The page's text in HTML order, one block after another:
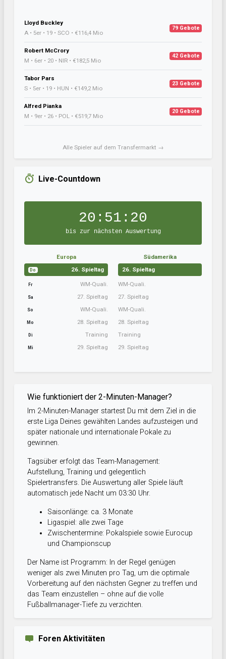
Lloyd Buckley
A • 5er • 19 • SCO • €116,4 Mio
79 Gebote
Robert McCrory
M • 6er • 20 • NIR • €182,5 Mio
42 Gebote
Tabor Pars
S • 5er • 19 • HUN • €149,2 Mio
23 Gebote
Alfred Pianka
M • 9er • 26 • POL • €519,7 Mio
20 Gebote
Alle Spieler auf dem Transfermarkt →
Live-Countdown
20:51:19
bis zur nächsten Auswertung
Europa
Do 26. Spieltag
Fr WM-Quali.
Sa 27. Spieltag
So WM-Quali.
Mo 28. Spieltag
Di Training
Mi 29. Spieltag
Südamerika
26. Spieltag
WM-Quali.
27. Spieltag
WM-Quali.
28. Spieltag
Training
29. Spieltag
Wie funktioniert der 2-Minuten-Manager?
Im 2-Minuten-Manager startest Du mit dem Ziel in die
erste Liga Deines gewählten Landes aufzusteigen und
später nationale und internationale Pokale zu
gewinnen.
Tagsüber erfolgt das Team-Management:
Aufstellung, Training und gelegentlich
Spielertransfers. Die Auswertung aller Spiele läuft
automatisch jede Nacht um 03:30 Uhr.
Saisonlänge: ca. 3 Monate
Ligaspiel: alle zwei Tage
Zwischentermine: Pokalspiele sowie Eurocup
und Championscup
Der Name ist Programm: In der Regel genügen
weniger als zwei Minuten pro Tag, um die optimale
Vorbereitung auf den nächsten Gegner zu treffen und
das Team einzustellen – ohne auf die volle
Fußballmanager-Tiefe zu verzichten.
Foren Aktivitäten